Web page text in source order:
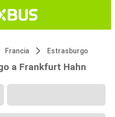
Francia Estrasburgo
a Frankfurt Hahn